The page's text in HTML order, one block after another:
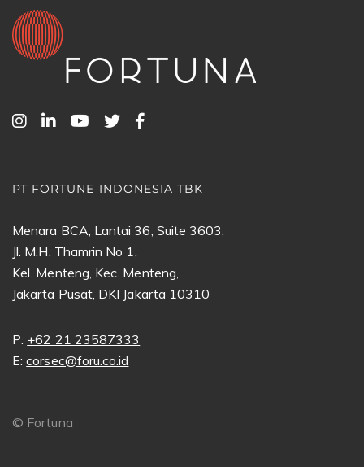
PT FORTUNE INDONESIA TBK
Menara BCA, Lantai 36, Suite 3603,
Jl. M.H. Thamrin No 1,
Kel. Menteng, Kec. Menteng,
Jakarta Pusat, DKI Jakarta 10310
P: +62 21 23587333
E:corsec@foru.co.id
© Fortuna